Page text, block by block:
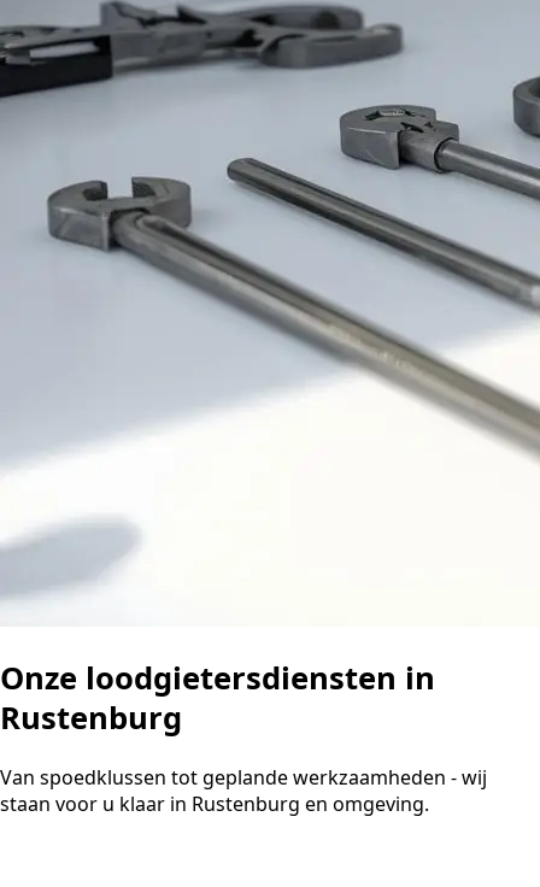
Onze loodgietersdiensten in
Rustenburg
Van spoedklussen tot geplande werkzaamheden - wij
staan voor u klaar in Rustenburg en omgeving.